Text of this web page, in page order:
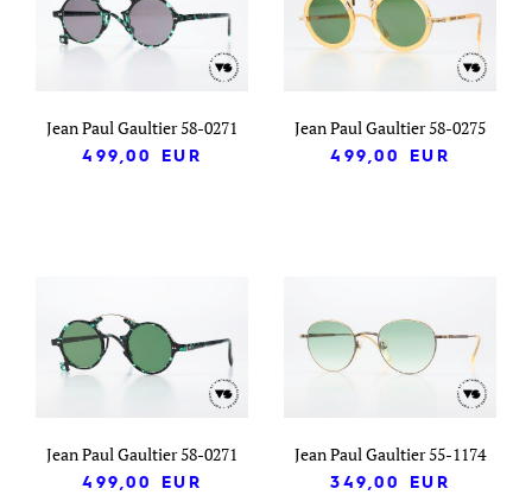
Jean Paul Gaultier 58-0271
499,00
EUR
Jean Paul Gaultier 58-0275
499,00
EUR
Jean Paul Gaultier 58-0271
499,00
EUR
Jean Paul Gaultier 55-1174
349,00
EUR